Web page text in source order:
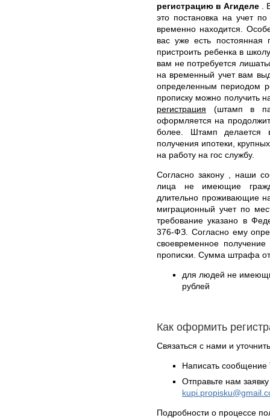
регистрацию в Агиделе
это постановка на учет
временно находится.
вас уже есть постоянная
пристроить ребенка в
вам не потребуется
на временный учет вам
определенным периодом
прописку можно получить
регистрация (штамп в
оформляется на
более. Штамп делается
получения ипотеки,
на работу на гос службу.
Согласно закону , наши
лица не имеющие
длительно проживающие
миграционный учет по
требование указано в
376-ФЗ. Согласно ему
своевременное
прописки. Сумма штрафа
для людей не
рублей
Как оформить
Связаться с нами и
Написать
Отправьте нам
Подробности о процессе